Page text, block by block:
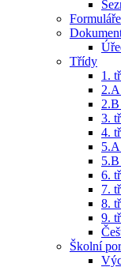
Formuláře
Třídy
1.
3.
4.
6.
7.
8.
9.
Školní